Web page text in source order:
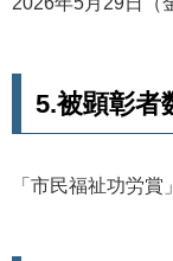
5.被顕彰者
「市民福祉功労